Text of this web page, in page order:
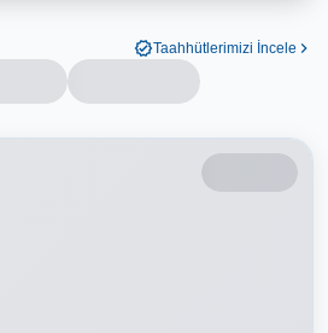
Taahhütlerimizi İncele